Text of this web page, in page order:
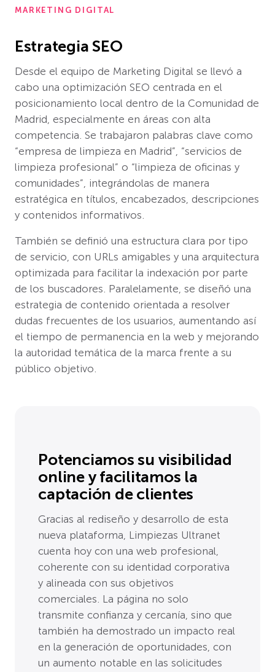
MARKETING DIGITAL
Estrategia SEO
Desde el equipo de Marketing Digital se llevó a
cabo una optimización SEO centrada en el
posicionamiento local dentro de la Comunidad de
Madrid, especialmente en áreas con alta
competencia. Se trabajaron palabras clave como
“empresa de limpieza en Madrid”, “servicios de
limpieza profesional” o “limpieza de oficinas y
comunidades”, integrándolas de manera
estratégica en títulos, encabezados, descripciones
y contenidos informativos.
También se definió una estructura clara por tipo
de servicio, con URLs amigables y una arquitectura
optimizada para facilitar la indexación por parte
de los buscadores. Paralelamente, se diseñó una
estrategia de contenido orientada a resolver
dudas frecuentes de los usuarios, aumentando así
el tiempo de permanencia en la web y mejorando
la autoridad temática de la marca frente a su
público objetivo.
Potenciamos su visibilidad
online y facilitamos la
captación de clientes
Gracias al rediseño y desarrollo de esta
nueva plataforma, Limpiezas Ultranet
cuenta hoy con una web profesional,
coherente con su identidad corporativa
y alineada con sus objetivos
comerciales. La página no solo
transmite confianza y cercanía, sino que
también ha demostrado un impacto real
en la generación de oportunidades, con
un aumento notable en las solicitudes